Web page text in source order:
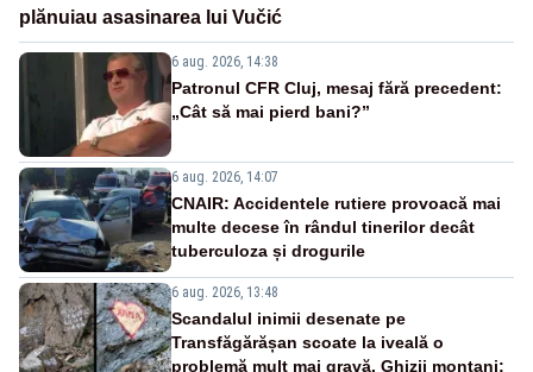
plănuiau asasinarea lui Vučić
6 aug. 2026, 14:38
Patronul CFR Cluj, mesaj fără precedent:
„Cât să mai pierd bani?”
6 aug. 2026, 14:07
CNAIR: Accidentele rutiere provoacă mai
multe decese în rândul tinerilor decât
tuberculoza și drogurile
6 aug. 2026, 13:48
Scandalul inimii desenate pe
Transfăgărășan scoate la iveală o
problemă mult mai gravă. Ghizii montani: